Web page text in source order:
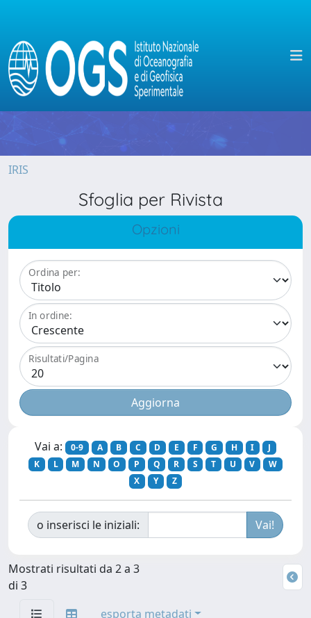
IRIS
Sfoglia per Rivista
Opzioni
Ordina per:
In ordine:
Risultati/Pagina
Vai a: 0-9 A B C D E F G H I
J
K
L M N O P Q R S T U V
W
X
Y Z
o inserisci le iniziali:
Mostrati risultati da 2 a 3
di 3
esporta metadati